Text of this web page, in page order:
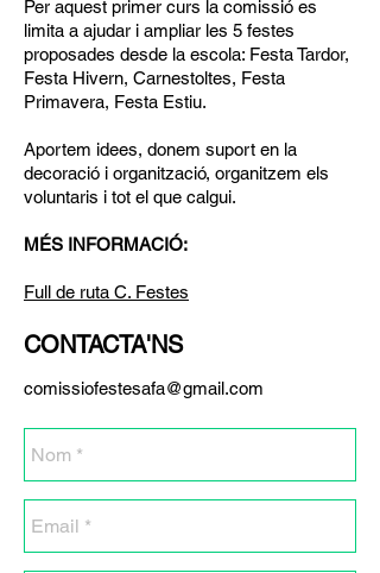
Per aquest primer curs la comissió es
limita a ajudar i ampliar les 5 festes
proposades desde la escola: Festa Tardor,
Festa Hivern, Carnestoltes, Festa
Primavera, Festa Estiu.
Aportem idees, donem suport en la
decoració i organització, organitzem els
voluntaris i tot el que calgui.
MÉS INFORMACIÓ:
Full de ruta C. Festes
CONTACTA'NS
comissiofestesafa@gmail.com